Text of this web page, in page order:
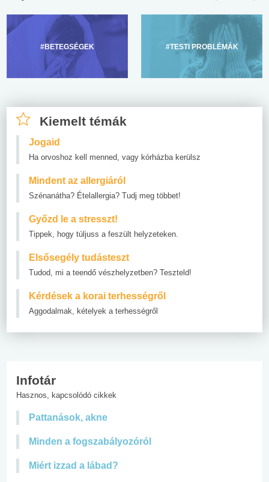
#BETEGSÉGEK #TESTI PROBLÉMÁK
Kiemelt témák
Jogaid
Ha orvoshoz kell menned, vagy kórházba kerülsz
Mindent az allergiáról
Szénanátha? Ételallergia? Tudj meg többet!
Győzd le a stresszt!
Tippek, hogy túljuss a feszült helyzeteken.
Elsősegély tudásteszt
Tudod, mi a teendő vészhelyzetben? Teszteld!
Kérdések a korai terhességről
Aggodalmak, kételyek a terhességről
Infotár
Hasznos, kapcsolódó cikkek
Pattanások, akne
Minden a fogszabályozóról
Miért izzad a lábad?